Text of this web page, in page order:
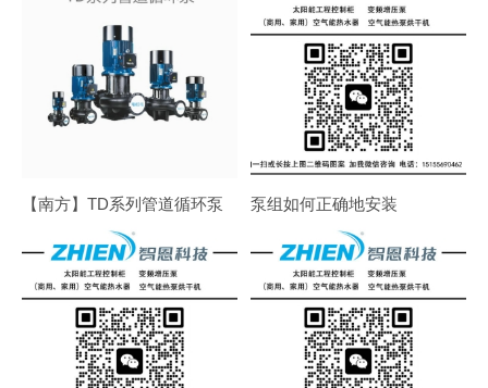
【南方】TD系列管道循环泵 泵组如何正确地安装